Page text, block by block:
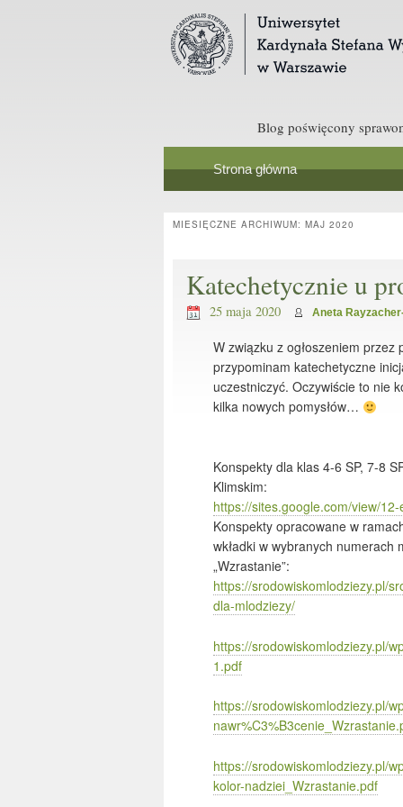
Blog poświęcony
Strona główna
MIESIĘCZNE ARCHIWUM: MAJ 2020
Katechetycznie u
25 maja 2020 Aneta
W związku z ogłoszeniem przez
przypominam katechetyczne
uczestniczyć. Oczywiście to nie
kilka nowych pomysłów…
Konspekty dla klas 4-6 SP, 7-8
Klimskim:
https://sites.google.com/view/
Konspekty opracowane w
wkładki w wybranych numerach
„Wzrastanie”:
https://srodowiskomlodziezy.pl/
dla-mlodziezy/
https://srodowiskomlodziezy.pl/
1.pdf
https://srodowiskomlodziezy.pl/
https://srodowiskomlodziezy.pl/
kolor-nadziei_Wzrastanie.pdf